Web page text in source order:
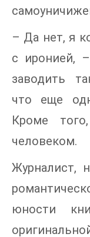
– Да нет, я
с иронией,
заводить
что еще
Кроме
человеком.
Журналист,
юности